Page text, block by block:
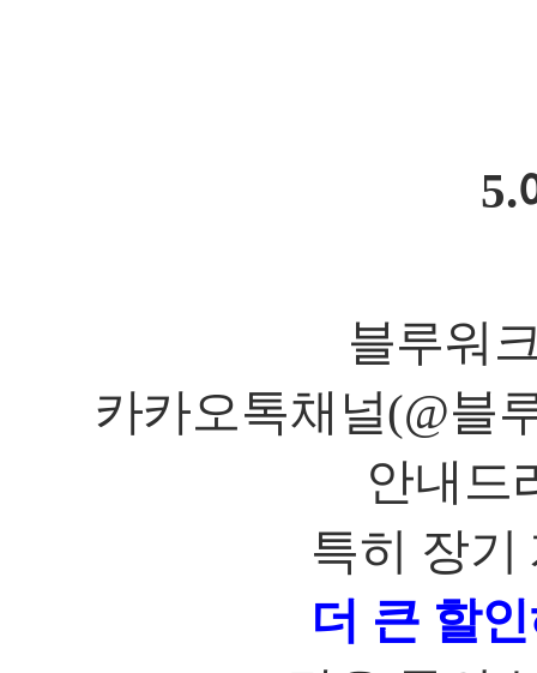
5.
블루워
카카오톡채널(@블
안내드
특히 장기
더 큰 할